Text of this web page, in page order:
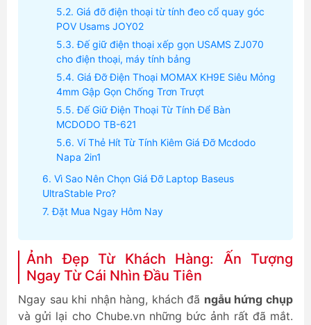
Giá đỡ điện thoại từ tính đeo cổ quay góc
POV Usams JOY02
Đế giữ điện thoại xếp gọn USAMS ZJ070
cho điện thoại, máy tính bảng
Giá Đỡ Điện Thoại MOMAX KH9E Siêu Mỏng
4mm Gập Gọn Chống Trơn Trượt
Đế Giữ Điện Thoại Từ Tính Để Bàn
MCDODO TB-621
Ví Thẻ Hít Từ Tính Kiêm Giá Đỡ Mcdodo
Napa 2in1
Vì Sao Nên Chọn Giá Đỡ Laptop Baseus
UltraStable Pro?
Đặt Mua Ngay Hôm Nay
Ảnh Đẹp Từ Khách Hàng: Ấn Tượng
Ngay Từ Cái Nhìn Đầu Tiên
Ngay sau khi nhận hàng, khách đã ngẫu hứng chụp
và gửi lại cho Chube.vn những bức ảnh rất đã mắt.